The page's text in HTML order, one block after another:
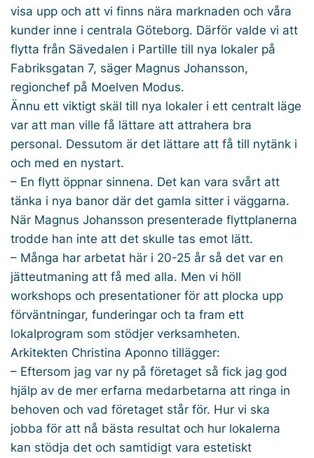
visa upp och att vi finns nära marknaden och våra
kunder inne i centrala Göteborg. Därför valde vi att
flytta från Sävedalen i Partille till nya lokaler på
Fabriksgatan 7, säger Magnus Johansson,
regionchef på Moelven Modus.
Ännu ett viktigt skäl till nya lokaler i ett centralt läge
var att man ville få lättare att attrahera bra
personal. Dessutom är det lättare att få till nytänk i
och med en nystart.
– En flytt öppnar sinnena. Det kan vara svårt att
tänka i nya banor där det gamla sitter i väggarna.
När Magnus Johansson presenterade flyttplanerna
trodde han inte att det skulle tas emot lätt.
– Många har arbetat här i 20-25 år så det var en
jätteutmaning att få med alla. Men vi höll
workshops och presentationer för att plocka upp
förväntningar, funderingar och ta fram ett
lokalprogram som stödjer verksamheten.
Arkitekten Christina Aponno tillägger:
– Eftersom jag var ny på företaget så fick jag god
hjälp av de mer erfarna medarbetarna att ringa in
behoven och vad företaget står för. Hur vi ska
jobba för att nå bästa resultat och hur lokalerna
kan stödja det och samtidigt vara estetiskt